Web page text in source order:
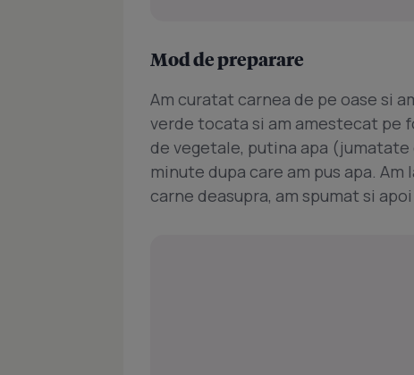
Mod de preparare
Am curatat carnea de pe oase si
verde tocata si am amestecat pe
de vegetale, putina apa
minute dupa care am pus apa.
carne deasupra, am spumat si